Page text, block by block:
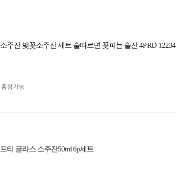
소주잔 벚꽃소주잔 세트 술따르면 꽃피는 술잔 4P RD-12234
흥정가능
프티 글라스 소주잔50ml 6p세트